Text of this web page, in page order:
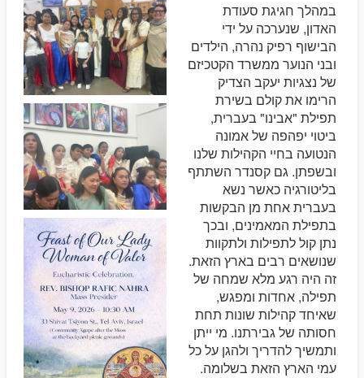
במהלך חגיגת סעודת
האדון, שנערכה על ידי
הבישוף רפיק נהרה, הילדים
ובני הנוער ממשרד הקטכיזם
של נצגיות יעקב הצדיק
הרימו את קולם בשירת
תפילת "אבינו" בעברית,
ביטוי יפהפה של אמונה
הנטועה בחיי הקהילות שלנו
ובשפתן. גם קסנדר השתתף
בליטורגיה כאשר נשא
בעברית אחת מן הבקשות
בתפילת המאמינים, ובכך
נתן קול לתפילות ולתקוות
שנושאים רבים בארץ הזאת.
זה היה רגע מלא שמחה של
תפילה, אחדות ומפגש,
שאיחד קהילות שונות תחת
חסותה של גבירתנו. מי ייתן
ותמשיך להדריך ולהגן על כל
עמי הארץ הזאת בשלומה.